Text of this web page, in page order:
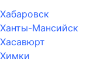
Хабаровск
Ханты-Мансийск
Хасавюрт
Химки